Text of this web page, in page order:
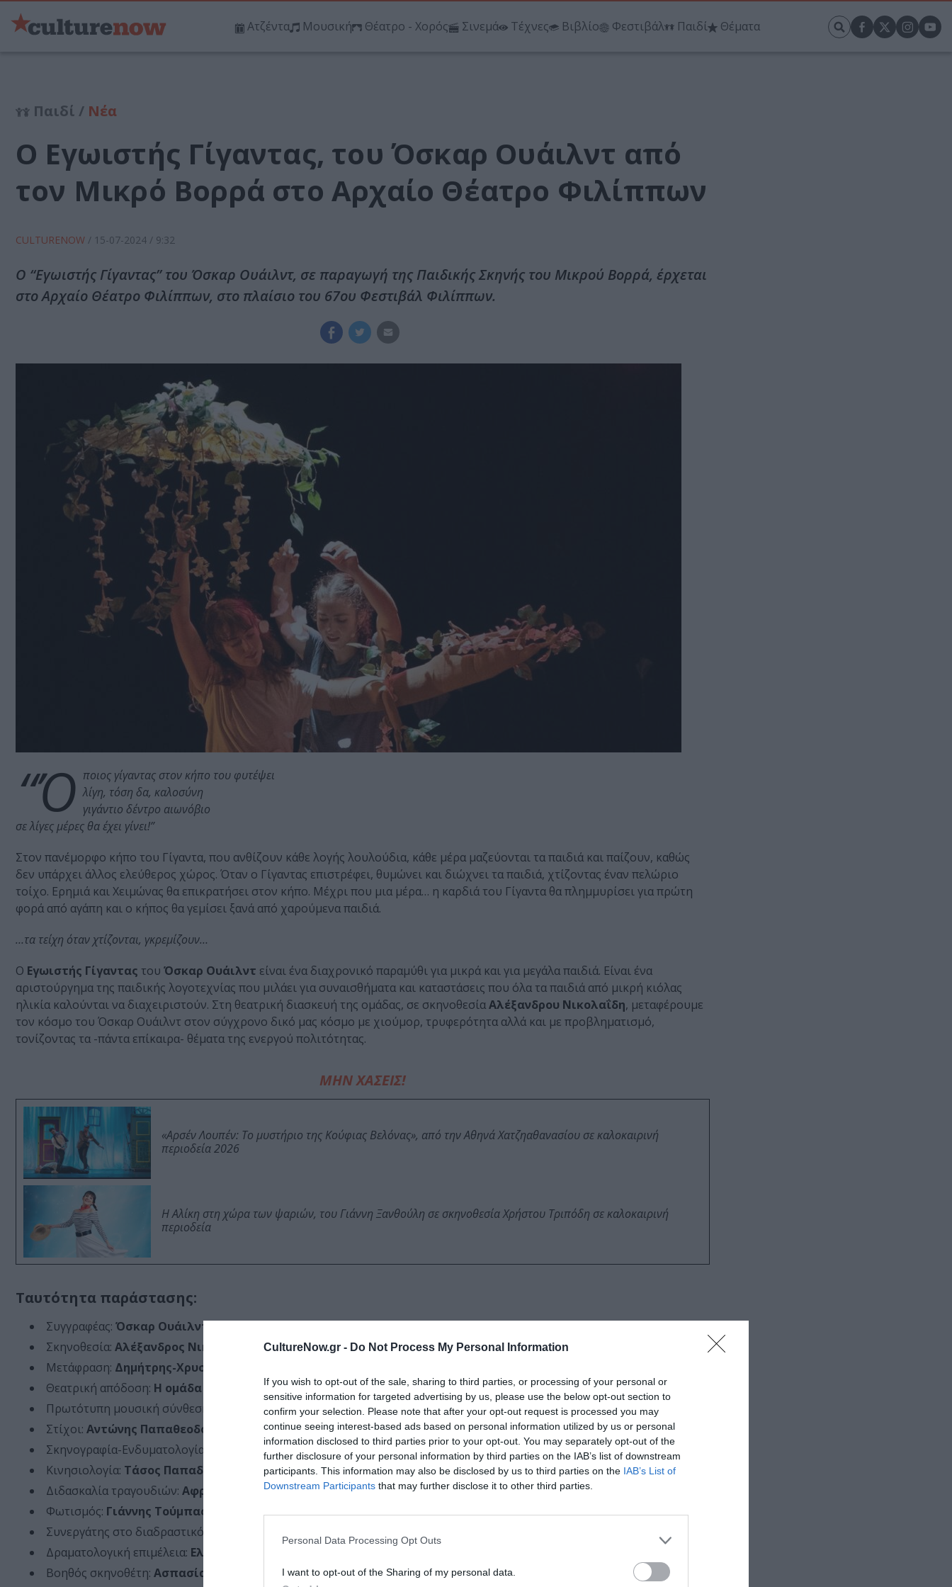
CultureNow.gr - Do Not Process My Personal Information
If you wish to opt-out of the sale, sharing to third parties, or processing of your personal or
sensitive information for targeted advertising by us, please use the below opt-out section to
confirm your selection. Please note that after your opt-out request is processed you may
continue seeing interest-based ads based on personal information utilized by us or personal
information disclosed to third parties prior to your opt-out. You may separately opt-out of the
further disclosure of your personal information by third parties on the IAB’s list of downstream
participants. This information may also be disclosed by us to third parties on the IAB’s List of
Downstream Participants that may further disclose it to other third parties.
Personal Data Processing Opt Outs
I want to opt-out of the Sharing of my personal data.
Ατζέντα Μουσική Θέατρο - Χορός Σινεμά Τέχνες Βιβλίο Φεστιβάλ Παιδί Θέματα
Παιδί / Νέα
Ο Εγωιστής Γίγαντας, του Όσκαρ Ουάιλντ από
τον Μικρό Βορρά στο Αρχαίο Θέατρο Φιλίππων
CULTURENOW / 15-07-2024 / 9:32
Ο “Εγωιστής Γίγαντας” του Όσκαρ Ουάιλντ, σε παραγωγή της Παιδικής Σκηνής του Μικρού Βορρά, έρχεται
στο Αρχαίο Θέατρο Φιλίππων, στο πλαίσιο του 67ου Φεστιβάλ Φιλίππων.
“Ό ποιος γίγαντας στον κήπο του φυτέψει
λίγη, τόση δα, καλοσύνη
γιγάντιο δέντρο αιωνόβιο
σε λίγες μέρες θα έχει γίνει!”
Στον πανέμορφο κήπο του Γίγαντα, που ανθίζουν κάθε λογής λουλούδια, κάθε μέρα μαζεύονται τα παιδιά και παίζουν, καθώς
δεν υπάρχει άλλος ελεύθερος χώρος. Όταν ο Γίγαντας επιστρέφει, θυμώνει και διώχνει τα παιδιά, χτίζοντας έναν πελώριο
τοίχο. Ερημιά και Χειμώνας θα επικρατήσει στον κήπο. Μέχρι που μια μέρα… η καρδιά του Γίγαντα θα πλημμυρίσει για πρώτη
φορά από αγάπη και ο κήπος θα γεμίσει ξανά από χαρούμενα παιδιά.
…τα τείχη όταν χτίζονται, γκρεμίζουν…
Ο Εγωιστής Γίγαντας του Όσκαρ Ουάιλντ είναι ένα διαχρονικό παραμύθι για μικρά και για μεγάλα παιδιά. Είναι ένα
αριστούργημα της παιδικής λογοτεχνίας που μιλάει για συναισθήματα και καταστάσεις που όλα τα παιδιά από μικρή κιόλας
ηλικία καλούνται να διαχειριστούν. Στη θεατρική διασκευή της ομάδας, σε σκηνοθεσίαΑλέξανδρου Νικολαΐδη, μεταφέρουμε
τον κόσμο του Όσκαρ Ουάιλντ στον σύγχρονο δικό μας κόσμο με χιούμορ, τρυφερότητα αλλά και με προβληματισμό,
τονίζοντας τα -πάντα επίκαιρα- θέματα της ενεργού πολιτότητας.
ΜΗΝ ΧΑΣΕΙΣ!
«Αρσέν Λουπέν: Το μυστήριο της Κούφιας Βελόνας», από την Αθηνά Χατζηαθανασίου σε καλοκαιρινή
περιοδεία 2026
Η Αλίκη στη χώρα των ψαριών, του Γιάννη Ξανθούλη σε σκηνοθεσία Χρήστου Τριπόδη σε καλοκαιρινή
περιοδεία
Ταυτότητα παράστασης:
Συγγραφέας: Όσκαρ Ουάιλντ
Σκηνοθεσία: Αλέξανδρος Νικολαΐδης
Μετάφραση: Δημήτρης-Χρυσός Τομαράς
Θεατρική απόδοση: Η ομάδα
Πρωτότυπη μουσική σύνθεση:
Θοδωρής Παπαδημητρίου
Στίχοι: Αντώνης Παπαθεοδούλου, Ευαγγελία Παπαμιχαήλ
Σκηνογραφία-Ενδυματολογία:
Πετρούλα Λιώρα, Ανδρέανα Λιώρα
Κινησιολογία: Τάσος Παπαδόπουλος
Διδασκαλία τραγουδιών: Αφροδίτη Νικολιουδάκη
Φωτισμός: Γιάννης Τούμπας
Συνεργάτης στο διαδραστικό μέρος:
Δραματολογική επιμέλεια: Ελευθερία Καμπαγιοβάνη
Βοηθός σκηνοθέτη: Ασπασία Δήμου